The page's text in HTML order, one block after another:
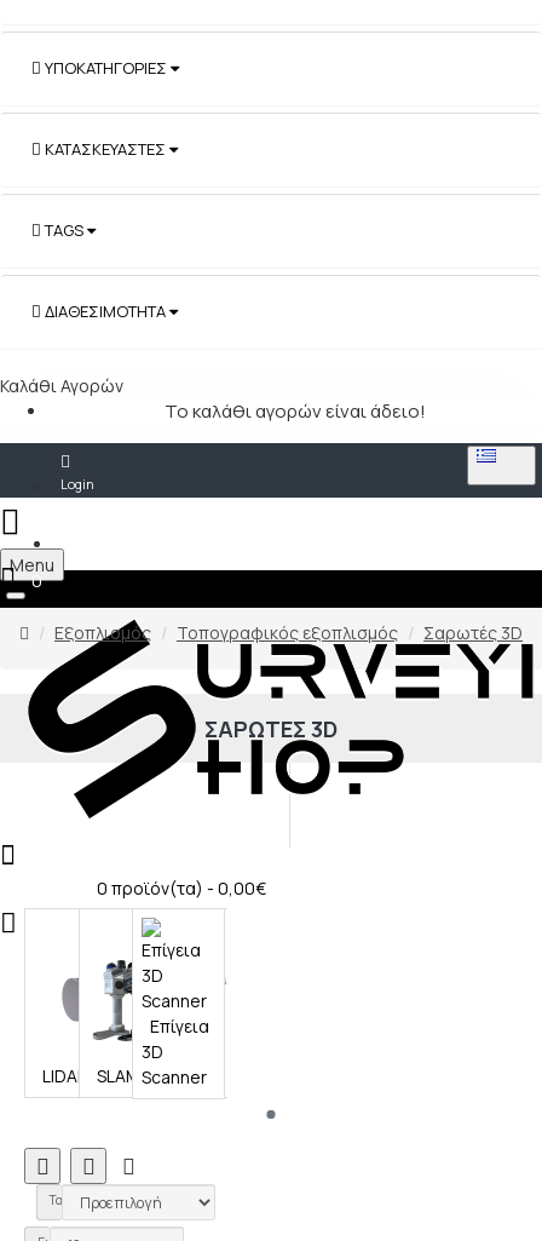
ΥΠΟΚΑΤΗΓΟΡΊΕΣ
ΚΑΤΑΣΚΕΥΑΣΤΈΣ
TAGS
ΔΙΑΘΕΣΙΜΌΤΗΤΑ
Καλάθι Αγορών
Το καλάθι αγορών είναι άδειο!
Login
Menu
0
0 προϊόν(τα) - 0,00€
Εξοπλισμός Τοπογραφικός εξοπλισμός Σαρωτές 3D
ΣΑΡΩΤΈΣ 3D
LIDAR SLAM
Επίγεια
3D
Scanner
Ταξινόμηση: